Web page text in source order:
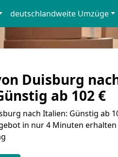
deutschlandweite Umzüge
Duisburg
ab 102 €
nach Italien: Günstig ab
in nur 4 Minuten